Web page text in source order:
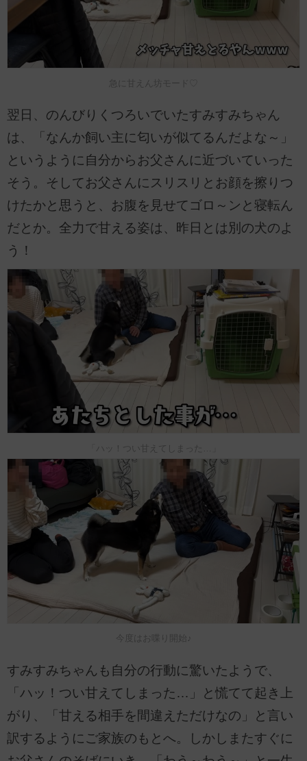
急に甘えん坊モード♡
翌日、のんびりくつろいでいたすみすみちゃん
は、「なんか飼い主に匂いが似てるんだよな～」
というように自分からお父さんに近づいていった
そう。そしてお父さんにスリスリとお顔を擦りつ
けたかと思うと、お腹を見せてゴロ～ンと寝転ん
だとか。全力で甘える姿は、昨日とは別の犬のよ
う！
「ハッ！つい甘えてしまった…」
今度はお喋り開始♪
すみすみちゃんも自分の行動に驚いたようで、
「ハッ！つい甘えてしまった…」と慌てて起き上
がり、「甘える相手を間違えただけなの」と言い
訳するようにご家族のもとへ。しかしまたすぐに